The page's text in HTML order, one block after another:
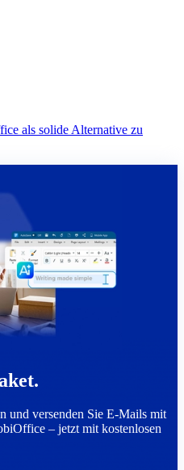
als solide Alternative zu
und versenden Sie E-Mails mit
– jetzt mit kostenlosen